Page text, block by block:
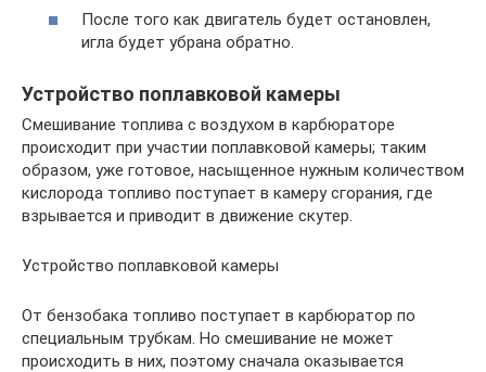
После того как двигатель будет остановлен,
игла будет убрана обратно.
Устройство поплавковой камеры
Смешивание топлива с воздухом в карбюраторе
происходит при участии поплавковой камеры; таким
образом, уже готовое, насыщенное нужным количеством
кислорода топливо поступает в камеру сгорания, где
взрывается и приводит в движение скутер.
Устройство поплавковой камеры
От бензобака топливо поступает в карбюратор по
специальным трубкам. Но смешивание не может
происходить в них, поэтому сначала оказывается